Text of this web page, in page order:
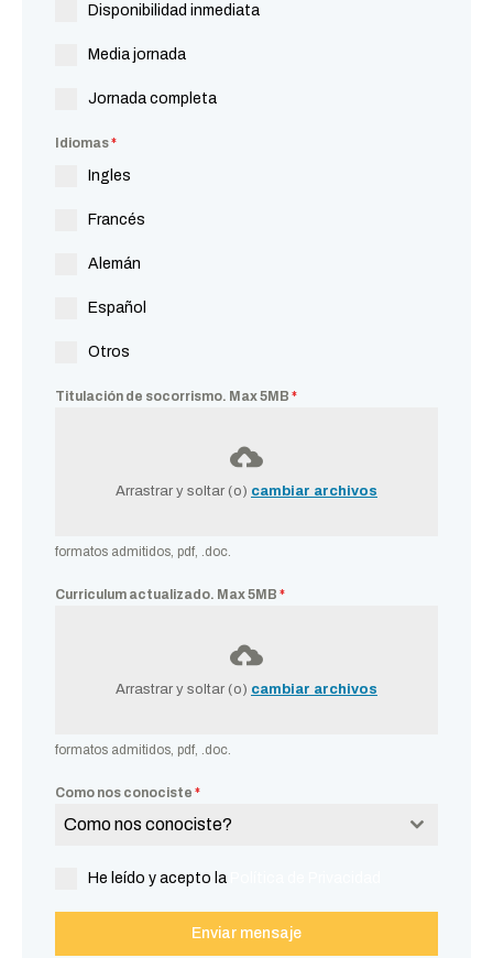
Disponibilidad inmediata
Media jornada
Jornada completa
Idiomas*
Ingles
Francés
Alemán
Español
Otros
Titulación de socorrismo. Max 5MB *
Arrastrar y soltar (o) cambiar archivos
formatos admitidos, pdf, .doc.
Curriculum actualizado. Max 5MB *
Arrastrar y soltar (o) cambiar archivos
formatos admitidos, pdf, .doc.
Como nos conociste *
Como nos conociste?
He leído y acepto la
Enviar mensaje